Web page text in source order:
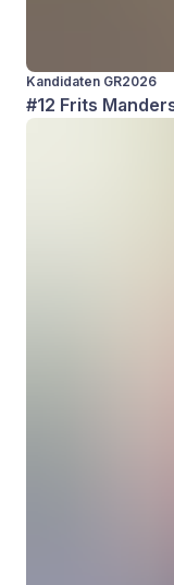
Kandidaten GR2026
#12 Frits